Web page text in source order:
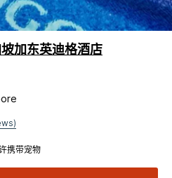
加东英迪格酒店
携带宠物